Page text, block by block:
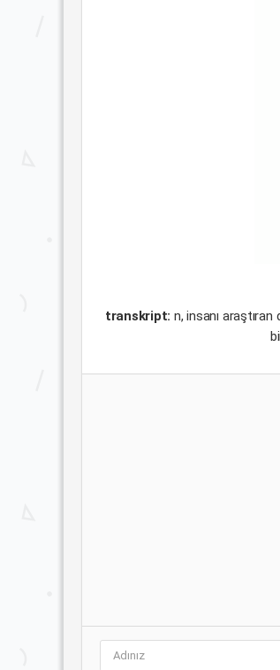
transkript:n, insanı